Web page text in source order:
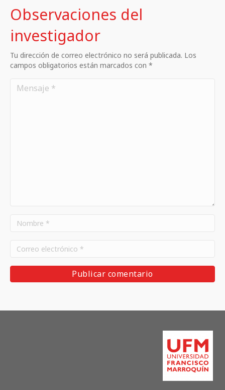
Observaciones del
investigador
Tu dirección de correo electrónico no será publicada. Los
campos obligatorios están marcados con *